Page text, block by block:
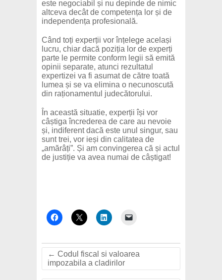
este negociabil și nu depinde de nimic
altceva decât de competența lor și de
independența profesională.
Când toți experții vor înțelege același
lucru, chiar dacă poziția lor de experți
parte le permite conform legii să emită
opinii separate, atunci rezultatul
expertizei va fi asumat de către toată
lumea și se va elimina o necunoscută
din raționamentul judecătorului.
În această situatie, experții își vor
câștiga încrederea de care au nevoie
și, indiferent dacă este unul singur, sau
sunt trei, vor ieși din calitatea de
„amărâți”. Și am convingerea că și actul
de justiție va avea numai de câștigat!
← Codul fiscal si valoarea
impozabila a cladirilor